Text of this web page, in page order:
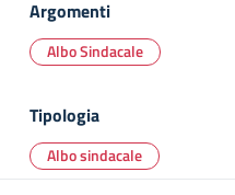
Argomenti
Albo Sindacale
Tipologia
Albo sindacale